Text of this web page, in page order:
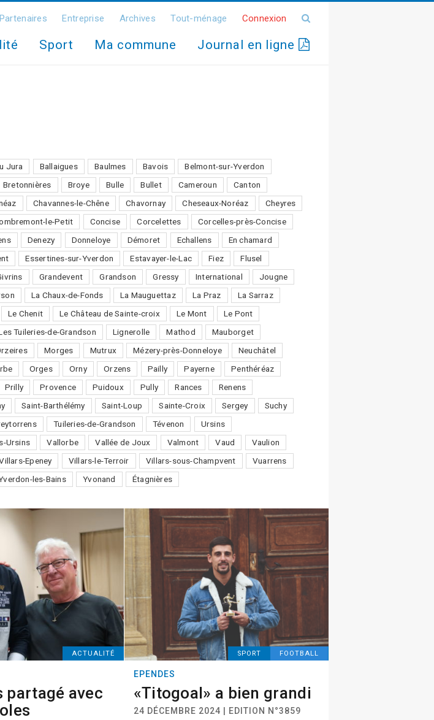
Partenaires Entreprise Archives Tout-ménage Connexion
Sport Ma commune Journal en ligne
Jura Ballaigues Baulmes Bavois
Belmont-sur-Yverdon
Bretonnières Broye Bulle Bullet Cameroun
Canton
Chavannes-le-Chêne Chavornay Cheseaux-Noréaz
Cheyres
le-Petit Concise Corcelettes
Corcelles-près-Concise
Denezy Donneloye Démoret Echallens
En chamard
Essertines-sur-Yverdon Estavayer-le-Lac Fiez
Flusel
Grandevent Grandson Gressy International
Jougne
La Chaux-de-Fonds La Mauguettaz La Praz
La Sarraz
Le Chenit Le Château de Sainte-croix Le Mont
Le Pont
Tuileries-de-Grandson Lignerolle Mathod
Mauborget
Morges Mutrux Mézery-près-Donneloye
Neuchâtel
Orges Orny Orzens Pailly Payerne
Penthéréaz
Prilly Provence Puidoux Pully Rances
Renens
Saint-Barthélémy Saint-Loup Sainte-Croix Sergey
Suchy
Tuileries-de-Grandson Tévenon
Ursins
Ursins Vallorbe Vallée de Joux Valmont Vaud
Vaulion
Epeney Villars-le-Terroir Villars-sous-Champvent
Vuarrens
les-Bains Yvonand Étagnières
ACTUALITÉ
partagé avec
SPORT FOOTBALL
EPENDES
«Titogoal» a bien grandi
24 DÉCEMBRE 2024 | EDITION N°3859